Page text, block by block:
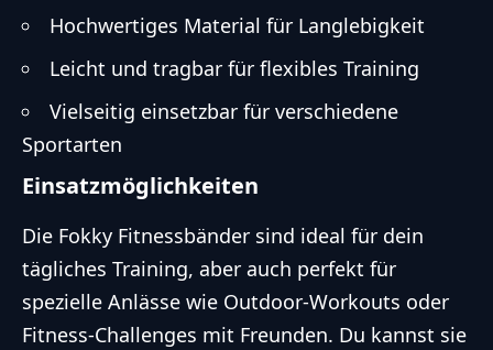
Hochwertiges Material für Langlebigkeit
Leicht und tragbar für flexibles Training
Vielseitig einsetzbar für verschiedene
Sportarten
Einsatzmöglichkeiten
Die Fokky Fitnessbänder sind ideal für dein
tägliches Training, aber auch perfekt für
spezielle Anlässe wie Outdoor-Workouts oder
Fitness-Challenges mit Freunden. Du kannst sie